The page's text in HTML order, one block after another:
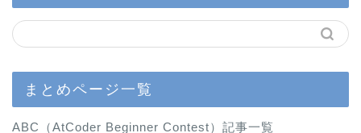
まとめページ一覧
ABC（AtCoder Beginner Contest）記事一覧